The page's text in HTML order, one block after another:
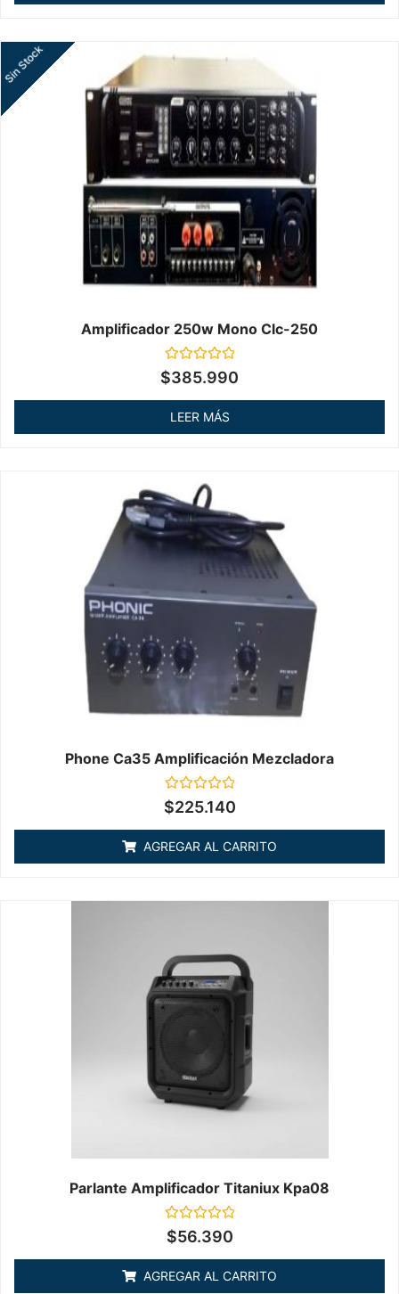
Amplificador 250w Mono Clc-250
Valorado
en
de
Sin Stock
$385.990
LEER MÁS
Phone Ca35 Amplificación Mezcladora
Valorado
en
de
5
$225.140
AGREGAR AL CARRITO
Parlante Amplificador Titaniux Kpa08
Valorado
en
de
5
$56.390
AGREGAR AL CARRITO